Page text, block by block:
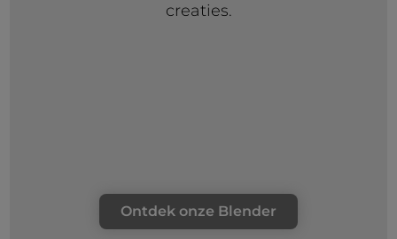
creaties.
Ontdek onze Blender